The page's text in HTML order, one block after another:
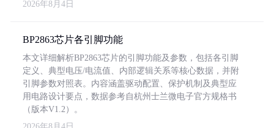
2026年8月4日
BP2863芯片各引脚功能
本文详细解析BP2863芯片的引脚功能及参数，包括各引脚
定义、典型电压/电流值、内部逻辑关系等核心数据，并附
引脚参数对照表。内容涵盖驱动配置、保护机制及典型应
用电路设计要点，数据参考自杭州士兰微电子官方规格书
（版本V1.2）。